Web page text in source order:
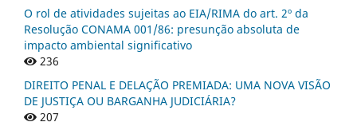
O rol de atividades sujeitas ao EIA/RIMA do art. 2º da
Resolução CONAMA 001/86: presunção absoluta de
impacto ambiental significativo
236
DIREITO PENAL E DELAÇÃO PREMIADA: UMA NOVA VISÃO
DE JUSTIÇA OU BARGANHA JUDICIÁRIA?
207